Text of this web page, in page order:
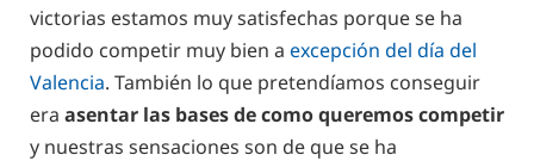
victorias estamos muy satisfechas porque se ha
podido competir muy bien a excepción del día del
Valencia. También lo que pretendíamos conseguir
era asentar las bases de como queremos competir
y nuestras sensaciones son de que se ha